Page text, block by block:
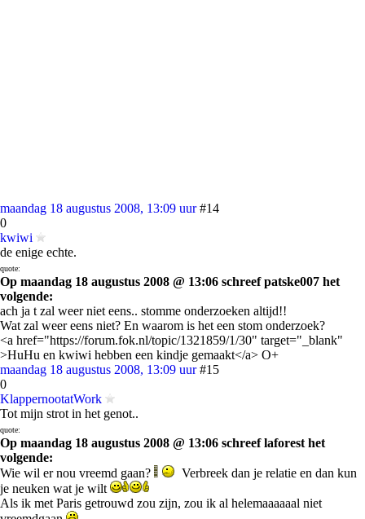
maandag 18 augustus 2008, 13:09 uur #14
0
kwiwi
de enige echte.
quote:
Op maandag 18 augustus 2008 @ 13:06 schreef patske007 het
volgende:
ach ja t zal weer niet eens.. stomme onderzoeken altijd!!
Wat zal weer eens niet? En waarom is het een stom onderzoek?
<a href="https://forum.fok.nl/topic/1321859/1/30" target="_blank"
>HuHu en kwiwi hebben een kindje gemaakt</a> O+
maandag 18 augustus 2008, 13:09 uur #15
0
KlappernootatWork
Tot mijn strot in het genot..
quote:
Op maandag 18 augustus 2008 @ 13:06 schreef laforest het
volgende:
Wie wil er nou vreemd gaan?
Verbreek dan je relatie en dan kun
je neuken wat je wilt
Als ik met Paris getrouwd zou zijn, zou ik al helemaaaaaal niet